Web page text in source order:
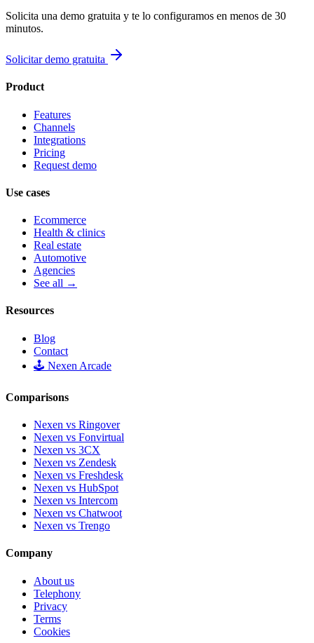
Solicita una demo gratuita y te lo configuramos en menos de 30
minutos.
Solicitar demo gratuita
Product
Features
Channels
Integrations
Pricing
Request demo
Use cases
Ecommerce
Health & clinics
Real estate
Automotive
Agencies
See all →
Resources
Blog
Contact
🕹️ Nexen Arcade
Comparisons
Nexen vs Ringover
Nexen vs Fonvirtual
Nexen vs 3CX
Nexen vs Zendesk
Nexen vs Freshdesk
Nexen vs HubSpot
Nexen vs Intercom
Nexen vs Chatwoot
Nexen vs Trengo
Company
About us
Telephony
Privacy
Terms
Cookies